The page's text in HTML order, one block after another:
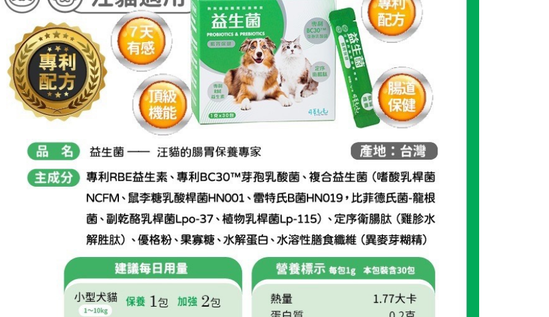
【7-11】取貨1500免運
每筆NT$60，滿NT$1,500(含以上)免運費
宅配【全館滿1500免運】
每筆NT$85，滿NT$1,500(含以上)免運費
【宅配-貨到付款】1500免運
每筆NT$115，滿NT$1,500(含以上)免運費